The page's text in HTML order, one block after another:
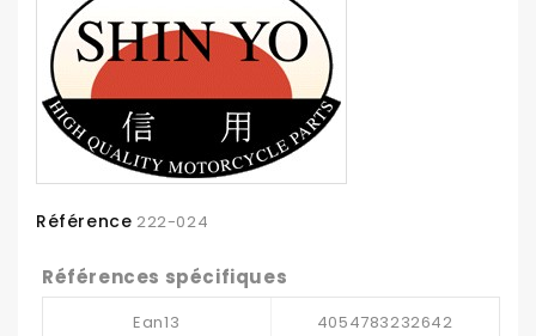
Référence 222-024
Références spécifiques
Ean13 4054783232642